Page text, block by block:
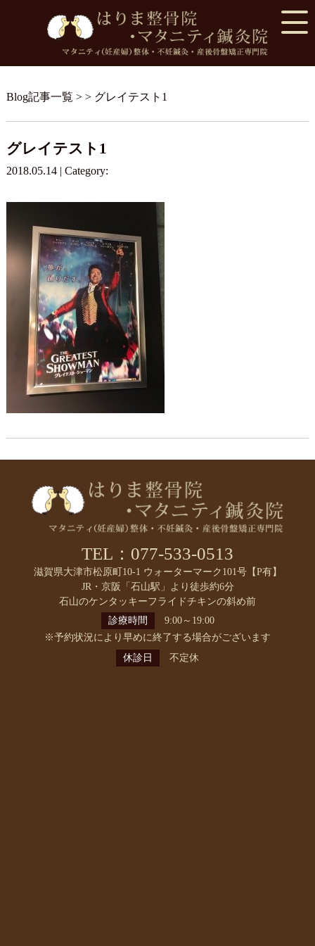
Blog記事一覧 > > グレイテスト1
グレイテスト1
2018.05.14 | Category:
TEL：077-533-0513
滋賀県大津市松原町10-1 ウォーターマーク101号【P有】
JR・京阪「石山駅」より徒歩約6分
石山のケンタッキーフライドチキンの斜め前
診療時間
9:00～19:00
※予約状況により早めに終了する場合がございます
休診日
不定休